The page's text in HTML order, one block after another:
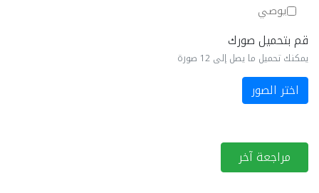
يوصي
قم بتحميل صورك
يمكنك تحميل ما يصل إلى 12 صورة
اختر الصور
مراجعة آخر